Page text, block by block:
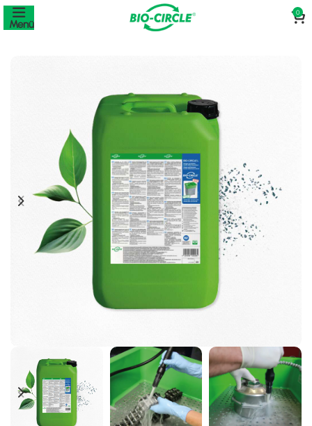
Menü
0